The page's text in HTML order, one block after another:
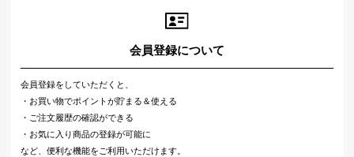
会員登録について
会員登録をしていただくと、
・お買い物でポイントが貯まる＆使える
・ご注文履歴の確認ができる
・お気に入り商品の登録が可能に
など、便利な機能をご利用いただけます。